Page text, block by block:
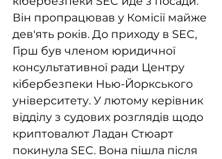
Він пропрацював у Комісії майже
дев'ять років. До приходу в SEC,
Гірш був членом юридичної
консультативної ради Центру
кібербезпеки Нью-Йоркського
університету. У лютому керівник
відділу з судових розглядів щодо
криптовалют Ладан Стюарт
покинула SEC. Вона пішла після